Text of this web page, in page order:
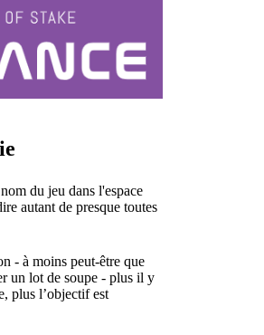
du jeu dans l'espace
autant de presque toutes
- à moins peut-être que
un lot de soupe - plus il y
plus l’objectif est